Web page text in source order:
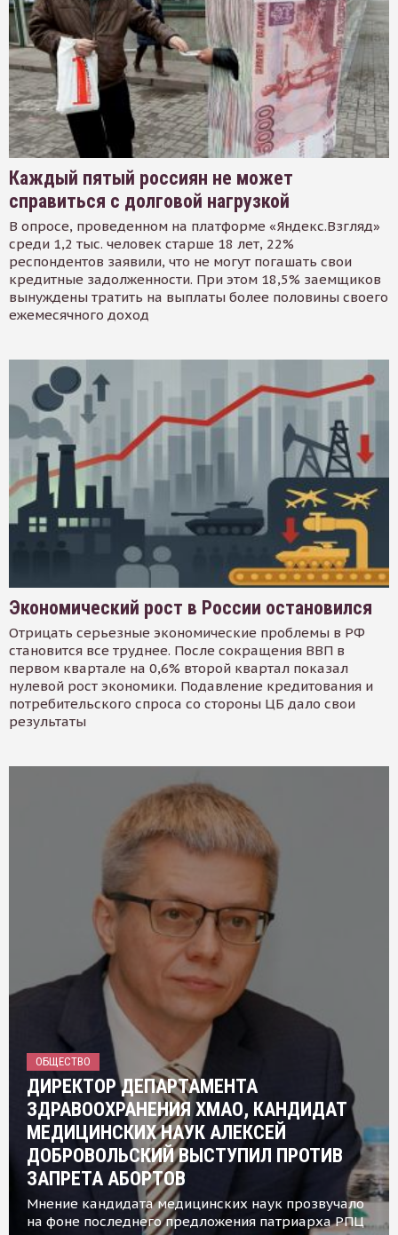
Каждый пятый россиян не может
справиться с долговой нагрузкой
В опросе, проведенном на платформе «Яндекс.Взгляд»
среди 1,2 тыс. человек старше 18 лет, 22%
респондентов заявили, что не могут погашать свои
кредитные задолженности. При этом 18,5% заемщиков
вынуждены тратить на выплаты более половины своего
ежемесячного доход
Экономический рост в России остановился
Отрицать серьезные экономические проблемы в РФ
становится все труднее. После сокращения ВВП в
первом квартале на 0,6% второй квартал показал
нулевой рост экономики. Подавление кредитования и
потребительского спроса со стороны ЦБ дало свои
результаты
ОБЩЕСТВО
ДИРЕКТОР ДЕПАРТАМЕНТА
ЗДРАВООХРАНЕНИЯ ХМАО, КАНДИДАТ
МЕДИЦИНСКИХ НАУК АЛЕКСЕЙ
ДОБРОВОЛЬСКИЙ ВЫСТУПИЛ ПРОТИВ
ЗАПРЕТА АБОРТОВ
Мнение кандидата медицинских наук прозвучало
на фоне последнего предложения патриарха РПЦ